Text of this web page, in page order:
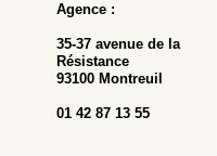
Agence :
35-37 avenue de la
Résistance
93100 Montreuil
01 42 87 13 55